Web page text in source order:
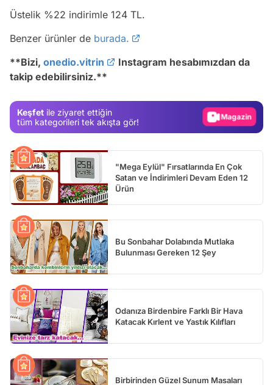
Üstelik %22 indirimle 124 TL.
Benzer ürünler de burada.
**Bizi, onedio.vitrin
Instagram hesabımızdan da
takip edebilirsiniz.**
Keşfet ile ziyaret ettiğin
tüm kategorileri tek akışta gör!
Test
Video
"Mega Eylül" Fırsatlarında En Çok
Satan ve İndirimleri Devam Eden 12
Ürün
Bu Sonbahar Dolabında Mutlaka
Bulunması Gereken 12 Şey
Odanıza Birdenbire Farklı Bir Hava
Katacak Kırlent ve Yastık Kılıfları
Birbirinden Güzel Sunum Masaları